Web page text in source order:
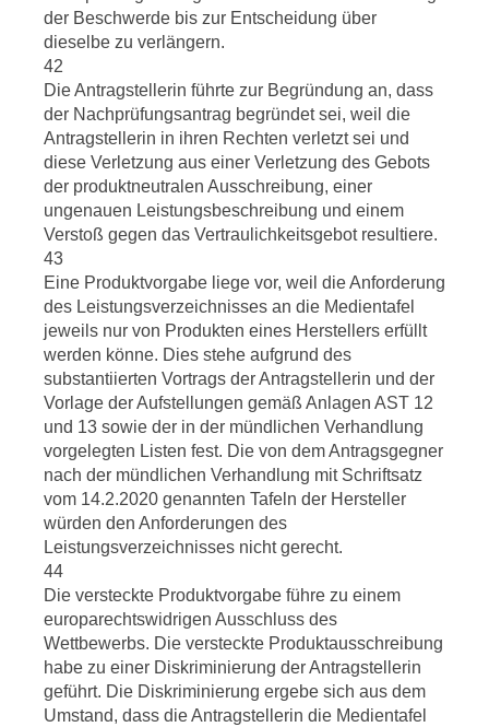
der Beschwerde bis zur Entscheidung über
dieselbe zu verlängern.
42
Die Antragstellerin führte zur Begründung an, dass
der Nachprüfungsantrag begründet sei, weil die
Antragstellerin in ihren Rechten verletzt sei und
diese Verletzung aus einer Verletzung des Gebots
der produktneutralen Ausschreibung, einer
ungenauen Leistungsbeschreibung und einem
Verstoß gegen das Vertraulichkeitsgebot resultiere.
43
Eine Produktvorgabe liege vor, weil die Anforderung
des Leistungsverzeichnisses an die Medientafel
jeweils nur von Produkten eines Herstellers erfüllt
werden könne. Dies stehe aufgrund des
substantiierten Vortrags der Antragstellerin und der
Vorlage der Aufstellungen gemäß Anlagen AST 12
und 13 sowie der in der mündlichen Verhandlung
vorgelegten Listen fest. Die von dem Antragsgegner
nach der mündlichen Verhandlung mit Schriftsatz
vom 14.2.2020 genannten Tafeln der Hersteller
würden den Anforderungen des
Leistungsverzeichnisses nicht gerecht.
44
Die versteckte Produktvorgabe führe zu einem
europarechtswidrigen Ausschluss des
Wettbewerbs. Die versteckte Produktausschreibung
habe zu einer Diskriminierung der Antragstellerin
geführt. Die Diskriminierung ergebe sich aus dem
Umstand, dass die Antragstellerin die Medientafel